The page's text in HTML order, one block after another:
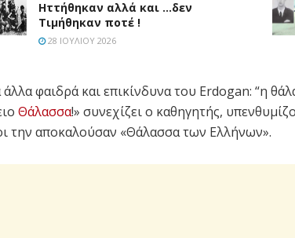
Ηττήθηκαν αλλά και …δεν
Τιμήθηκαν ποτέ !
28 ΙΟΥΛΊΟΥ 2026
άλλα φαιδρά και επικίνδυνα του Erdogan: “η
Θάλασσα!» συνεχίζει ο καθηγητής,
την αποκαλούσαν «Θάλασσα των Ελλήνων».